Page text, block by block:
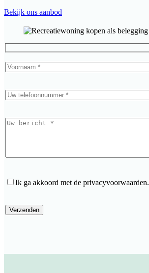
Bekijk ons aanbod
Ik ga akkoord met de privacyvoorwaarden.